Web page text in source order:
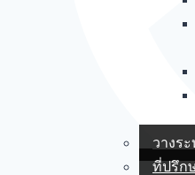
วางร
ที่ปรึก